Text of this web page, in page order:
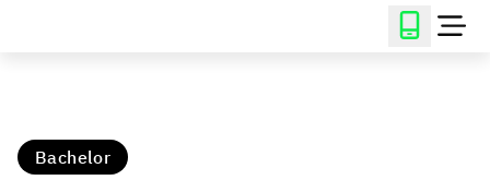
Bachelor